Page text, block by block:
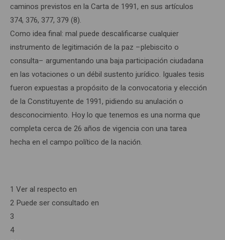
caminos previstos en la Carta de 1991, en sus artículos
374, 376, 377, 379 (8).
Como idea final: mal puede descalificarse cualquier
instrumento de legitimación de la paz –plebiscito o
consulta– argumentando una baja participación ciudadana
en las votaciones o un débil sustento jurídico. Iguales tesis
fueron expuestas a propósito de la convocatoria y elección
de la Constituyente de 1991, pidiendo su anulación o
desconocimiento. Hoy lo que tenemos es una norma que
completa cerca de 26 años de vigencia con una tarea
hecha en el campo político de la nación.
1 Ver al respecto en
2 Puede ser consultado en
3
4